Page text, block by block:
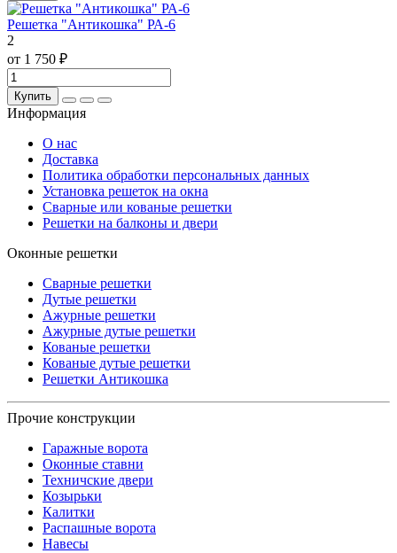
Решетка "Антикошка" РА-6
2
от 1 750 ₽
Купить
Информация
О нас
Доставка
Политика обработки персональных данных
Установка решеток на окна
Сварные или кованые решетки
Решетки на балконы и двери
Оконные решетки
Сварные решетки
Дутые решетки
Ажурные решетки
Ажурные дутые решетки
Кованые решетки
Кованые дутые решетки
Решетки Антикошка
Прочие конструкции
Гаражные ворота
Оконные ставни
Техничские двери
Козырьки
Калитки
Распашные ворота
Навесы